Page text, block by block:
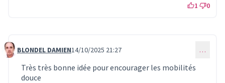
1 0
Commentaire 383
BLONDEL DAMIEN14/10/2025 21:27 …
Très très bonne idée pour encourager les mobilités
douce